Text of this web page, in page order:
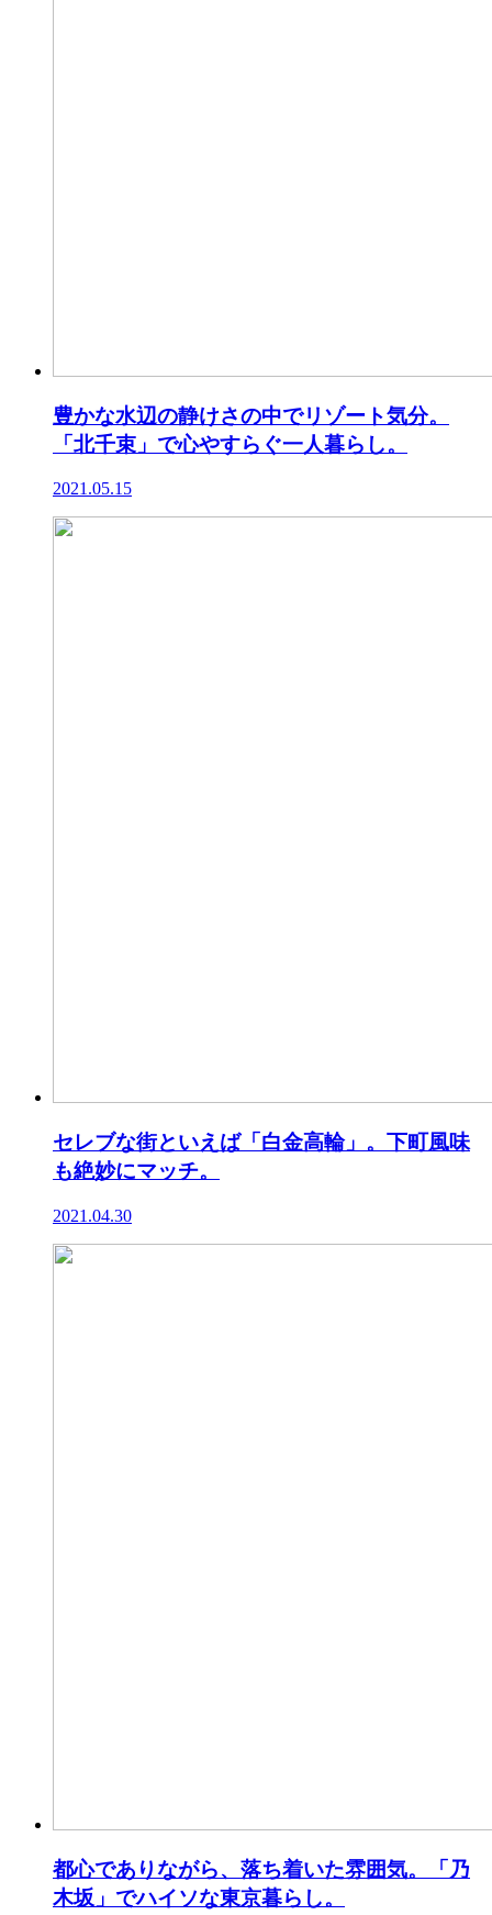
豊かな水辺の静けさの中でリゾート気分。
「北千束」で心やすらぐ一人暮らし。
2021.05.15
セレブな街といえば「白金高輪」。下町風味
も絶妙にマッチ。
2021.04.30
都心でありながら、落ち着いた雰囲気。「乃
木坂」でハイソな東京暮らし。